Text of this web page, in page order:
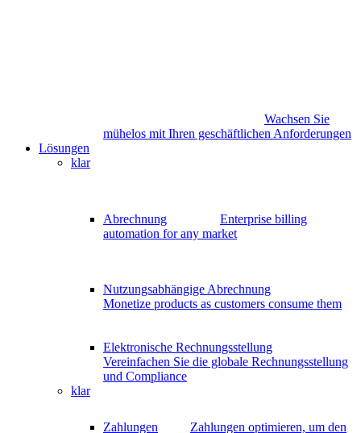
Wachsen Sie
mühelos mit Ihren geschäftlichen Anforderungen
Lösungen
klar
Abrechnung
Enterprise billing
automation for any market
Nutzungsabhängige Abrechnung
Monetize products as customers consume them
Elektronische Rechnungsstellung
Vereinfachen Sie die globale Rechnungsstellung
und Compliance
klar
Zahlungen
Zahlungen optimieren, um den